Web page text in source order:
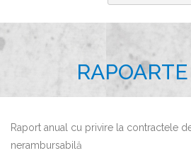
p
ă
Raport anual cu privire la contractele
nerambursabilă